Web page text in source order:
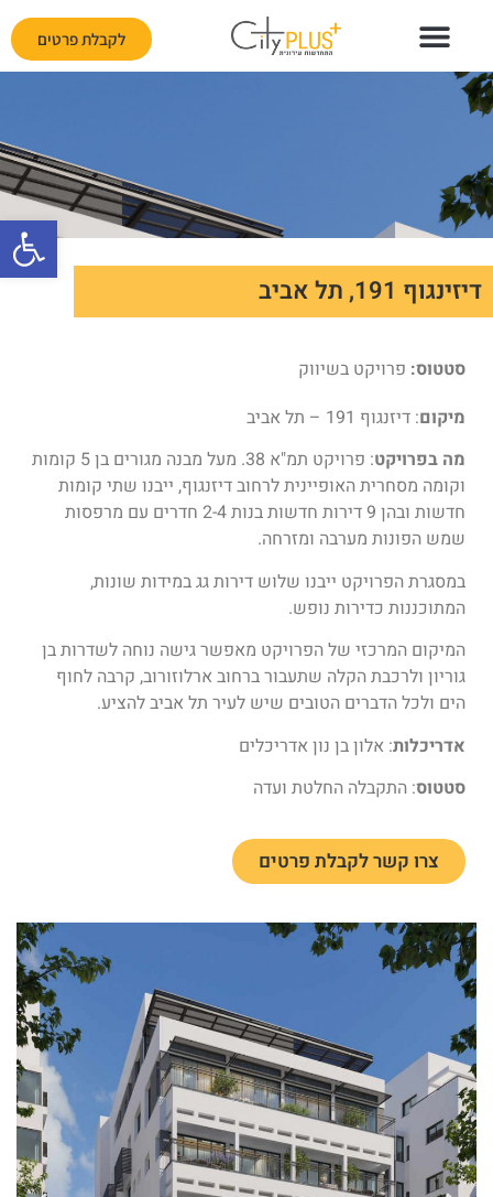
לקבלת פרטים
דיזינגוף 191, תל אביב
סטטוס: פרויקט בשיווק
מיקום: דיזנגוף 191 – תל אביב
מה בפרויקט
: פרויקט תמ"א 38. מעל מבנה מגורים בן 5 קומות
וקומה מסחרית האופיינית לרחוב דיזנגוף, ייבנו שתי קומות
חדשות ובהן 9 דירות חדשות בנות 2-4 חדרים עם מרפסות
שמש הפונות מערבה ומזרחה.
במסגרת הפרויקט ייבנו שלוש דירות גג במידות שונות,
המתוכננות כדירות נופש.
המיקום המרכזי של הפרויקט מאפשר גישה נוחה לשדרות בן
גוריון ולרכבת הקלה שתעבור ברחוב ארלוזורוב, קרבה לחוף
הים ולכל הדברים הטובים שיש לעיר תל אביב להציע.
אדריכלות: אלון בן נון אדריכלים
סטטוס: התקבלה החלטת ועדה
צרו קשר לקבלת פרטים